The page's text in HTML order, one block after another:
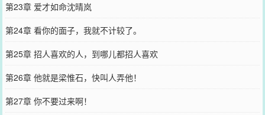
第23章 爱才如命沈晴岚
第24章 看你的面子，我就不计较了。
第25章 招人喜欢的人，到哪儿都招人喜欢
第26章 他就是梁惟石，快叫人弄他！
第27章 你不要过来啊！